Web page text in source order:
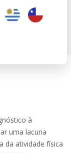
à
uma lacuna
da atividade física